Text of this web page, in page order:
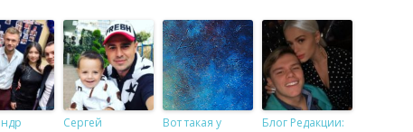
Сергей
Вот такая у
Блог Редакции: